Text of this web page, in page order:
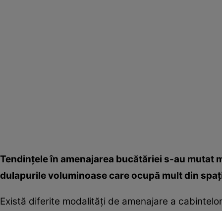
Tendinţele în amenajarea bucătăriei s-au mutat
dulapurile voluminoase care ocupă mult din
Există diferite modalităţi de amenajare a